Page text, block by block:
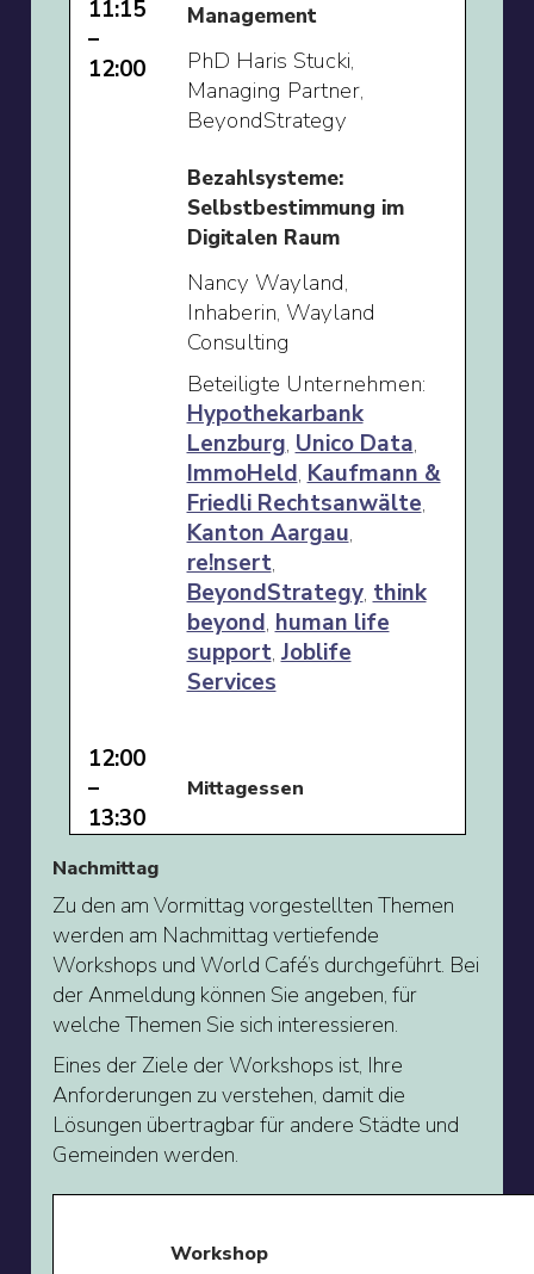
11:15
–
12:00
Management
PhD Haris Stucki,
Managing Partner,
BeyondStrategy
Bezahlsysteme:
Selbstbestimmung im
Digitalen Raum
Nancy Wayland,
Inhaberin, Wayland
Consulting
Beteiligte Unternehmen:
Hypothekarbank
Lenzburg, Unico Data,
ImmoHeld, Kaufmann &
Friedli Rechtsanwälte,
Kanton Aargau,
re!nsert,
BeyondStrategy, think
beyond, human life
support, Joblife
Services
12:00
–
13:30
Mittagessen
Nachmittag
Zu den am Vormittag vorgestellten Themen
werden am Nachmittag vertiefende
Workshops und World Café’s durchgeführt. Bei
der Anmeldung können Sie angeben, für
welche Themen Sie sich interessieren.
Eines der Ziele der Workshops ist, Ihre
Anforderungen zu verstehen, damit die
Lösungen übertragbar für andere Städte und
Gemeinden werden.
Workshop